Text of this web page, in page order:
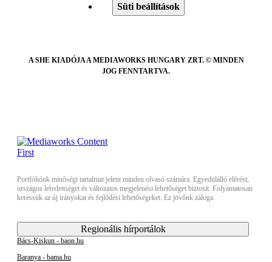
Süti beállítások
A SHE KIADÓJA A MEDIAWORKS HUNGARY ZRT. © MINDEN
JOG FENNTARTVA.
Portfóliónk minőségi tartalmat jelent minden olvasó számára. Egyedülálló elérést,
országos lefedettséget és változatos megjelenési lehetőséget biztosít. Folyamatosan
keressük az új irányokat és fejlődési lehetőségeket. Ez jövőnk záloga.
Regionális hírportálok
Bács-Kiskun - baon.hu
Baranya - bama.hu